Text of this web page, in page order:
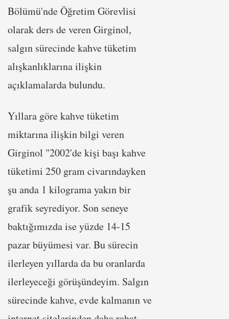
Bölümü'nde Öğretim Görevlisi
olarak ders de veren Girginol,
salgın sürecinde kahve tüketim
alışkanlıklarına ilişkin
açıklamalarda bulundu.
Yıllara göre kahve tüketim
miktarına ilişkin bilgi veren
Girginol "2002'de kişi başı kahve
tüketimi 250 gram civarındayken
şu anda 1 kilograma yakın bir
grafik seyrediyor. Son seneye
baktığımızda ise yüzde 14-15
pazar büyümesi var. Bu sürecin
ilerleyen yıllarda da bu oranlarda
ilerleyeceği görüşündeyim. Salgın
sürecinde kahve, evde kalmanın ve